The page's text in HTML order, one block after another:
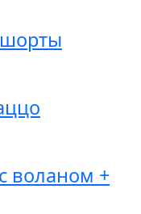
воланом +